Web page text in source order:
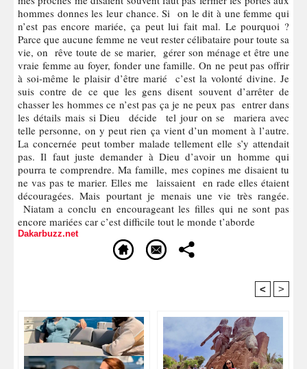
hommes donnes les leur chance. Si on le dit à une femme qui
n’est pas encore mariée, ça peut lui fait mal. Le pourquoi ?
Parce que aucune femme ne veut rester célibataire pour toute sa
vie, on rêve toute de se marier, gérer son ménage et être une
vraie femme au foyer, fonder une famille. On ne peut pas offrir
à soi-même le plaisir d’être marié c’est la volonté divine. Je
suis contre de ce que les gens disent souvent d’arrêter de
chasser les hommes ce n’est pas ça je ne peux pas entrer dans
les détails mais si Dieu décide tel jour on se mariera avec
telle personne, on y peut rien ça vient d’un moment à l’autre.
La concernée peut tomber malade tellement elle s’y attendait
pas. Il faut juste demander à Dieu d’avoir un homme qui
pourra te comprendre. Ma famille, mes copines me disaient tu
ne vas pas te marier. Elles me laissaient en rade elles étaient
découragées. Mais pourtant je menais une vie très rangée.
Niatam a conclu en encourageant les filles qui ne sont pas
encore mariées car c’est difficile tout le monde t’aborde
Dakarbuzz.net
< >